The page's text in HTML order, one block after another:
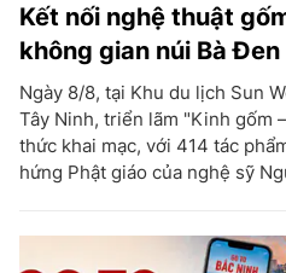
Kết nối nghệ thuật
không gian núi Bà Đen
Ngày 8/8, tại Khu du lịch Sun
Tây Ninh, triển lãm "Kinh gốm
thức khai mạc, với 414 tác
hứng Phật giáo của nghệ sỹ